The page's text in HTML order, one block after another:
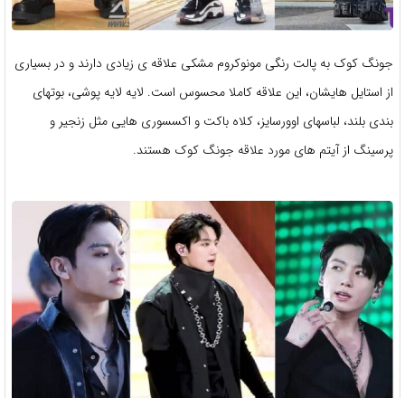
جونگ کوک به پالت رنگی مونوکروم مشکی علاقه ی زیادی دارند و در بسیاری
از استایل هایشان، این علاقه کاملا محسوس است. لایه لایه پوشی، بوتهای
بندی بلند، لباسهای اوورسایز، کلاه باکت و اکسسوری هایی مثل زنجیر و
پرسینگ از آیتم های مورد علاقه جونگ کوک هستند.